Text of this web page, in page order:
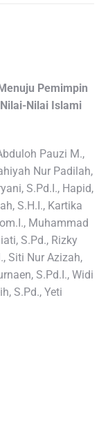
Pemimpin
Nilai Islami
Pauzi M.,
Nur Padilah,
S.Pd.I., Hapid,
S.H.I., Kartika
Muhammad
S.Pd., Rizky
Siti Nur Azizah,
S.Pd.I., Widi
S.Pd., Yeti